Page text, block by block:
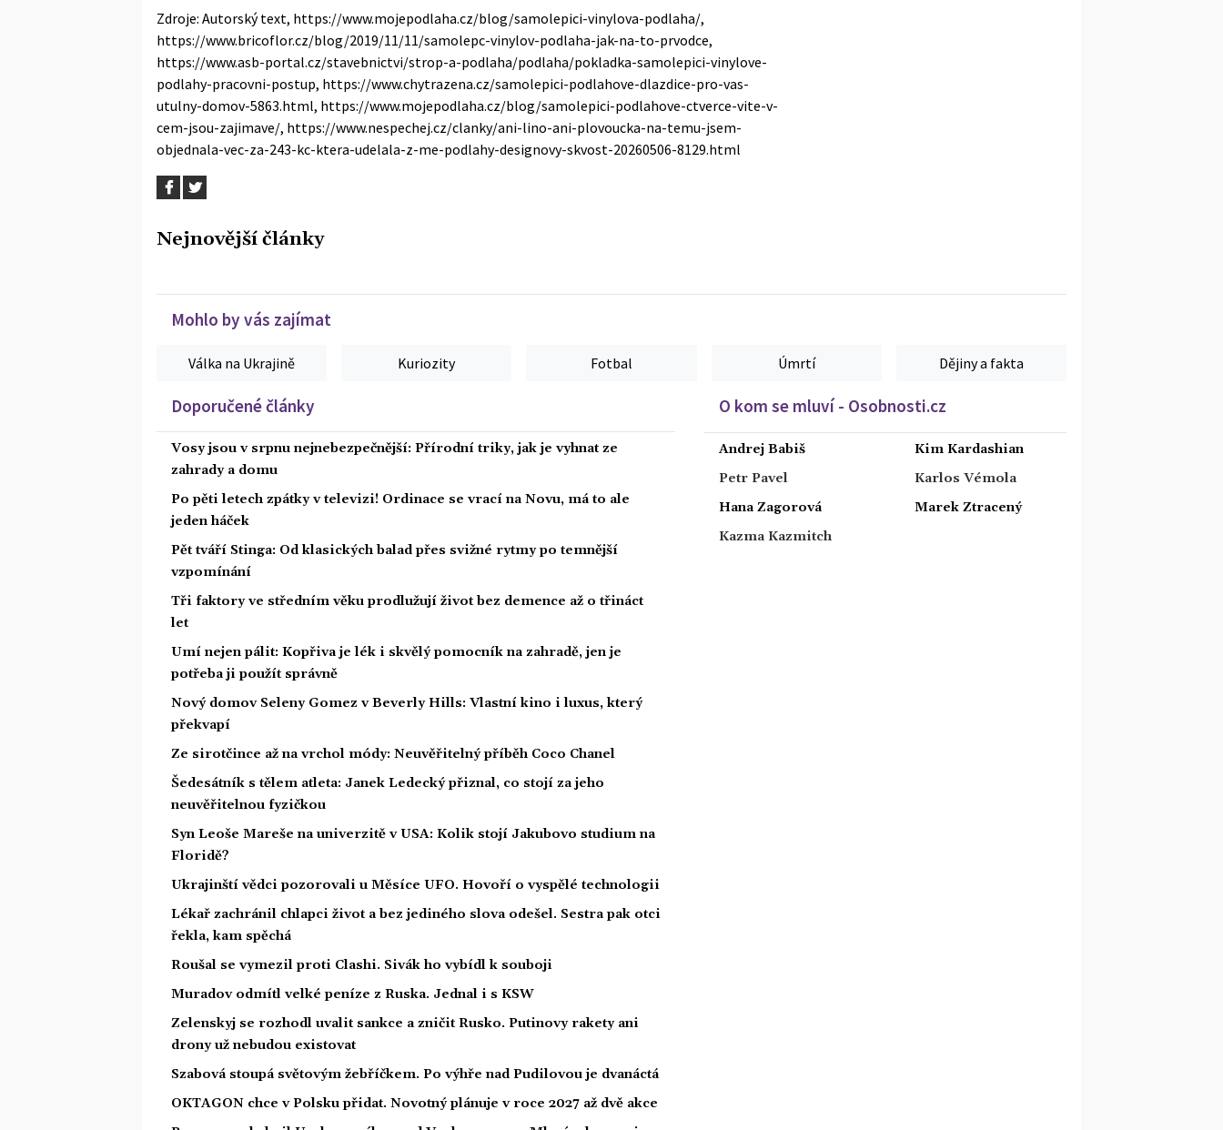
Zdroje: Autorský text, https://www.mojepodlaha.cz/blog/samolepici-vinylova-podlaha/,
https://www.bricoflor.cz/blog/2019/11/11/samolepc-vinylov-podlaha-jak-na-to-prvodce,
https://www.asb-portal.cz/stavebnictvi/strop-a-podlaha/podlaha/pokladka-samolepici-vinylove-
podlahy-pracovni-postup, https://www.chytrazena.cz/samolepici-podlahove-dlazdice-pro-vas-
utulny-domov-5863.html, https://www.mojepodlaha.cz/blog/samolepici-podlahove-ctverce-vite-v-
cem-jsou-zajimave/, https://www.nespechej.cz/clanky/ani-lino-ani-plovoucka-na-temu-jsem-
objednala-vec-za-243-kc-ktera-udelala-z-me-podlahy-designovy-skvost-20260506-8129.html
Nejnovější články
Mohlo by vás zajímat
Válka na Ukrajině Kuriozity Fotbal Úmrtí Dějiny a fakta
Doporučené články
Vosy jsou v srpnu nejnebezpečnější: Přírodní triky, jak je vyhnat ze
zahrady a domu
Po pěti letech zpátky v televizi! Ordinace se vrací na Novu, má to ale
jeden háček
Pět tváří Stinga: Od klasických balad přes svižné rytmy po temnější
vzpomínání
Tři faktory ve středním věku prodlužují život bez demence až o třináct
let
Umí nejen pálit: Kopřiva je lék i skvělý pomocník na zahradě, jen je
potřeba ji použít správně
Nový domov Seleny Gomez v Beverly Hills: Vlastní kino i luxus, který
překvapí
Ze sirotčince až na vrchol módy: Neuvěřitelný příběh Coco Chanel
Šedesátník s tělem atleta: Janek Ledecký přiznal, co stojí za jeho
neuvěřitelnou fyzičkou
Syn Leoše Mareše na univerzitě v USA: Kolik stojí Jakubovo studium na
Floridě?
Ukrajinští vědci pozorovali u Měsíce UFO. Hovoří o vyspělé technologii
Lékař zachránil chlapci život a bez jediného slova odešel. Sestra pak otci
řekla, kam spěchá
Roušal se vymezil proti Clashi. Sivák ho vybídl k souboji
Muradov odmítl velké peníze z Ruska. Jednal i s KSW
Zelenskyj se rozhodl uvalit sankce a zničit Rusko. Putinovy rakety ani
drony už nebudou existovat
Szabová stoupá světovým žebříčkem. Po výhře nad Pudilovou je dvanáctá
OKTAGON chce v Polsku přidat. Novotný plánuje v roce 2027 až dvě akce
O kom se mluví - Osobnosti.cz
Andrej Babiš
Petr Pavel
Hana Zagorová
Kazma Kazmitch
Kim Kardashian
Karlos Vémola
Marek Ztracený